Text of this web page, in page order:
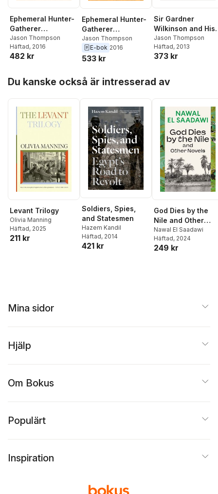
Ephemeral Hunter-
Gatherer
Archaeological
Sites
Jason Thompson
Häftad, 2016
482 kr
Ephemeral Hunter-
Gatherer
Archaeological
Sites
Jason Thompson
E-bok 2016
533 kr
Sir Gardner
Wilkinson and His
Circle
Jason Thompson
Häftad, 2013
373 kr
Du kanske också är intresserad av
Levant Trilogy
Olivia Manning
Häftad, 2025
211 kr
Soldiers, Spies,
and Statesmen
Hazem Kandil
Häftad, 2014
421 kr
God Dies by the
Nile and Other
Novels
Nawal El Saadawi
Häftad, 2024
249 kr
Mina sidor
Hjälp
Om Bokus
Populärt
Inspiration